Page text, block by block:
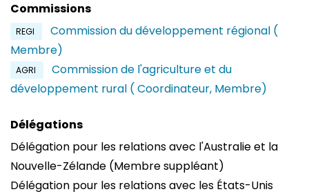
Commissions
REGI
Commission du développement régional (
Membre)
AGRI
Commission de l'agriculture et du
développement rural ( Coordinateur, Membre)
Délégations
Délégation pour les relations avec l'Australie et la
Nouvelle-Zélande (Membre suppléant)
Délégation pour les relations avec les États-Unis